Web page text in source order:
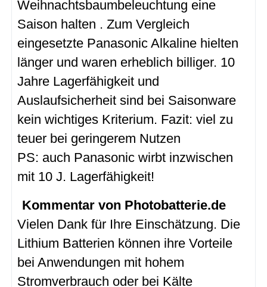
Weihnachtsbaumbeleuchtung eine
Saison halten . Zum Vergleich
eingesetzte Panasonic Alkaline hielten
länger und waren erheblich billiger. 10
Jahre Lagerfähigkeit und
Auslaufsicherheit sind bei Saisonware
kein wichtiges Kriterium. Fazit: viel zu
teuer bei geringerem Nutzen
PS: auch Panasonic wirbt inzwischen
mit 10 J. Lagerfähigkeit!
Kommentar von Photobatterie.de
Vielen Dank für Ihre Einschätzung. Die
Lithium Batterien können ihre Vorteile
bei Anwendungen mit hohem
Stromverbrauch oder bei Kälte